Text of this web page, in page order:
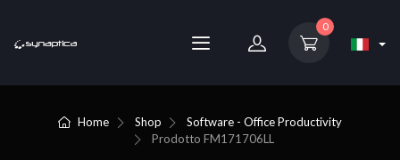
0
Home Shop
Software - Office Productivity
Prodotto FM171706LL